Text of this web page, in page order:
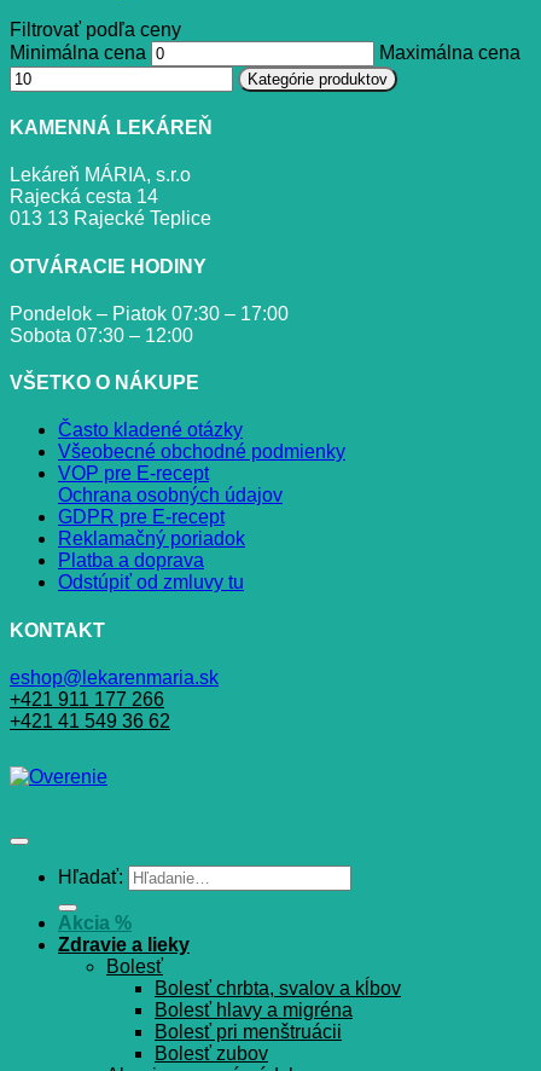
Filtrovať podľa ceny
Minimálna cena
Maximálna cena
Kategórie produktov
KAMENNÁ LEKÁREŇ
Lekáreň MÁRIA, s.r.o
Rajecká cesta 14
013 13 Rajecké Teplice
OTVÁRACIE HODINY
Pondelok – Piatok 07:30 – 17:00
Sobota 07:30 – 12:00
VŠETKO O NÁKUPE
Často kladené otázky
Všeobecné obchodné podmienky
VOP pre E-recept
Ochrana osobných údajov
GDPR pre E-recept
Reklamačný poriadok
Platba a doprava
Odstúpiť od zmluvy tu
KONTAKT
eshop@lekarenmaria.sk
+421 911 177 266
+421 41 549 36 62
Hľadať:
Akcia %
Zdravie a lieky
Bolesť
Bolesť chrbta, svalov a kĺbov
Bolesť hlavy a migréna
Bolesť pri menštruácii
Bolesť zubov